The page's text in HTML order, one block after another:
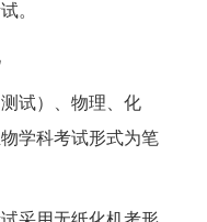
。
试）、物理、化
学科考试形式为笔